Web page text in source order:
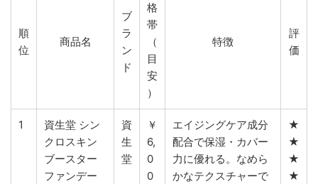
順
位
商品名
ブ
ラ
ン
ド
格
帯
（
目
安
）
特徴
評
価
1
資生堂 シン
クロスキン
ブースター
ファンデー
資
生
堂
￥
6,
0
0
エイジングケア成分
配合で保湿・カバー
力に優れる。なめら
かなテクスチャーで
★
★
★
★